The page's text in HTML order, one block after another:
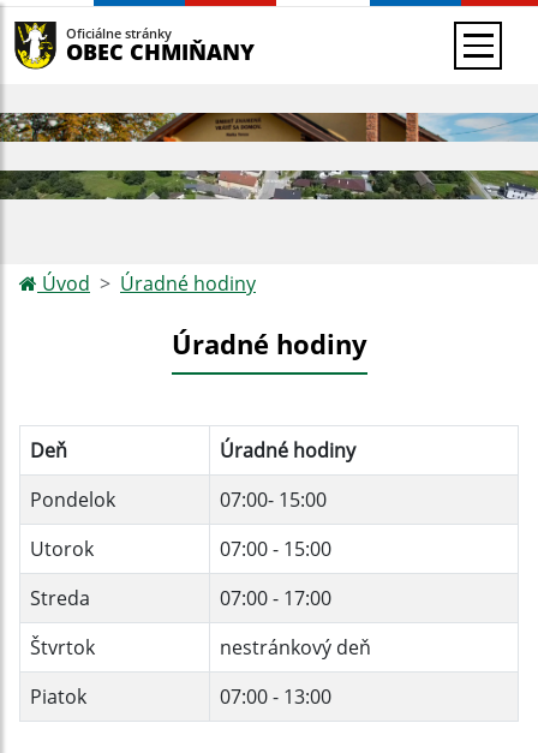
Oficiálne stránky
OBEC CHMIŇANY
Úvod Úradné hodiny
Úradné hodiny
Deň
Úradné hodiny
Pondelok
07:00- 15:00
Utorok
07:00 - 15:00
Streda
07:00 - 17:00
Štvrtok
nestránkový deň
Piatok
07:00 - 13:00